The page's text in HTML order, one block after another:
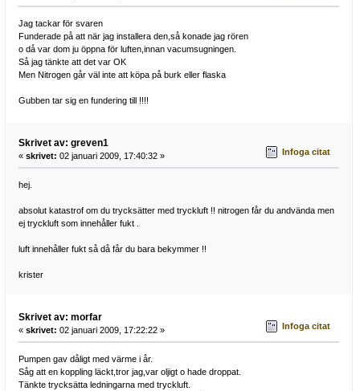
Jag tackar för svaren
Funderade på att när jag installera den,så konade jag rören
o då var dom ju öppna för luften,innan vacumsugningen.
Så jag tänkte att det var OK
Men Nitrogen går väl inte att köpa på burk eller flaska
Gubben tar sig en fundering till !!!!
Skrivet av: greven1
« skrivet: 02 januari 2009, 17:40:32 » Infoga citat
hej.
absolut katastrof om du trycksätter med tryckluft !! nitrogen får du andvända men
ej tryckluft som innehåller fukt .
luft innehåller fukt så då får du bara bekymmer !!
krister
Skrivet av: morfar
« skrivet: 02 januari 2009, 17:22:22 » Infoga citat
Pumpen gav dåligt med värme i år.
Såg att en koppling läckt,tror jag,var oljigt o hade droppat.
Tänkte trycksätta ledningarna med tryckluft.